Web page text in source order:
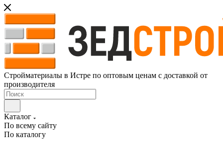
Стройматериалы в Истре по оптовым ценам с доставкой от
производителя
Каталог
По всему сайту
По каталогу